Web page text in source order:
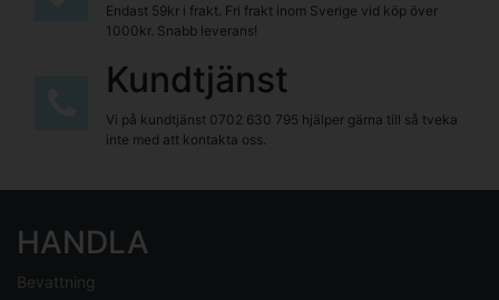
Endast 59kr i frakt. Fri frakt inom Sverige vid köp över
1000kr. Snabb leverans!
Kundtjänst
Vi på kundtjänst 0702 630 795 hjälper gärna till så tveka
inte med att kontakta oss.
HANDLA
Bevattning